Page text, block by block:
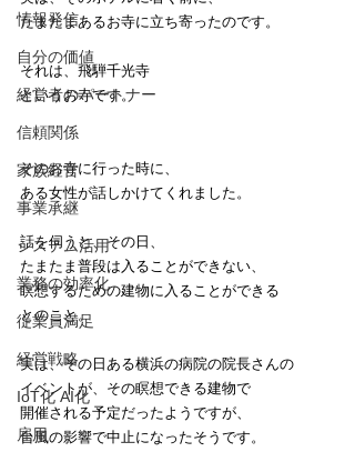
情報発信
自分の価値
経営者のパートナー
信頼関係
家族経営
事業承継
システム活用
業務の効率化
従業員満足
経営戦略
IoT化 AI化
雇用
たまたまあるお寺に立ち寄ったのです。
それは、飛騨千光寺
というお寺です。
そのお寺に行った時に、
ある女性が話しかけてくれました。
話を伺うと、その日、
たまたま普段は入ることができない、
瞑想するための建物に入ることができる
とのこと。
実は、その日ある横浜の病院の院長さんの
イベントが、その瞑想できる建物で
開催される予定だったようですが、
台風の影響で中止になったそうです。